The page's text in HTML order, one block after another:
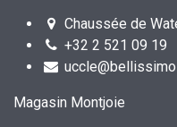
Chaussée de
+32 2 521 09 19
Magasin Montjoie